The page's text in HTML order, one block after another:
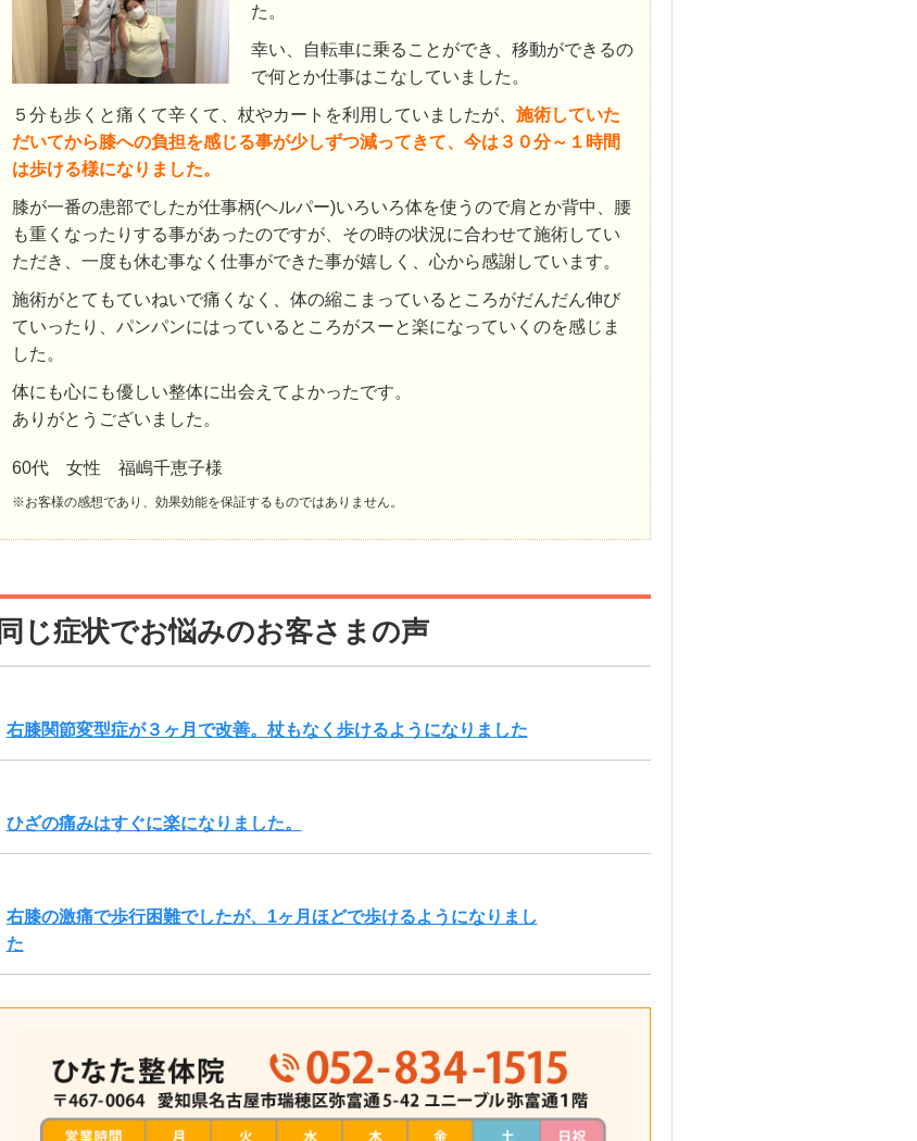
た。
幸い、自転車に乗ることができ、移動ができるの
で何とか仕事はこなしていました。
５分も歩くと痛くて辛くて、杖やカートを利用していましたが、 施術していた
だいてから膝への負担を感じる事が少しずつ減ってきて、今は３０分～１時間
は歩ける様になりました。
膝が一番の患部でしたが仕事柄(ヘルパー)いろいろ体を使うので肩とか背中、腰
も重くなったりする事があったのですが、その時の状況に合わせて施術してい
ただき、一度も休む事なく仕事ができた事が嬉しく、心から感謝しています。
施術がとてもていねいで痛くなく、体の縮こまっているところがだんだん伸び
ていったり、パンパンにはっているところがスーと楽になっていくのを感じま
した。
体にも心にも優しい整体に出会えてよかったです。
ありがとうございました。
60代 女性 福嶋千恵子様
※お客様の感想であり、効果効能を保証するものではありません。
同じ症状でお悩みのお客さまの声
右膝関節変型症が３ヶ月で改善。杖もなく歩けるようになりました
ひざの痛みはすぐに楽になりました。
右膝の激痛で歩行困難でしたが、1ヶ月ほどで歩けるようになりまし
た